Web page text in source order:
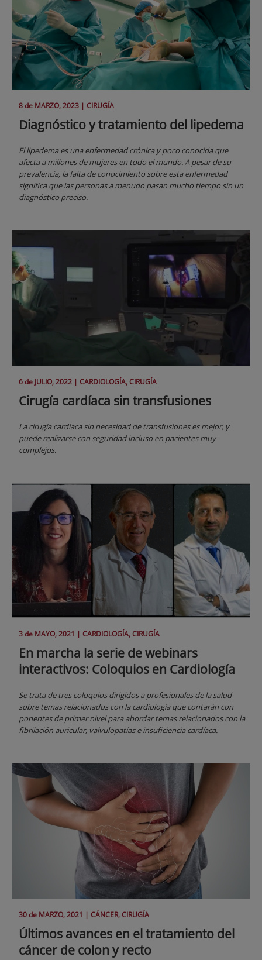
8 de MARZO, 2023 | CIRUGÍA
Diagnóstico y tratamiento del lipedema
El lipedema es una enfermedad crónica y poco conocida que
afecta a millones de mujeres en todo el mundo. A pesar de su
prevalencia, la falta de conocimiento sobre esta enfermedad
significa que las personas a menudo pasan mucho tiempo sin un
diagnóstico preciso.
6 de JULIO, 2022 | CARDIOLOGÍA, CIRUGÍA
Cirugía cardíaca sin transfusiones
La cirugía cardiaca sin necesidad de transfusiones es mejor, y
puede realizarse con seguridad incluso en pacientes muy
complejos.
3 de MAYO, 2021 | CARDIOLOGÍA, CIRUGÍA
En marcha la serie de webinars
interactivos: Coloquios en Cardiología
Se trata de tres coloquios dirigidos a profesionales de la salud
sobre temas relacionados con la cardiología que contarán con
ponentes de primer nivel para abordar temas relacionados con la
fibrilación auricular, valvulopatías e insuficiencia cardíaca.
30 de MARZO, 2021 | CÁNCER, CIRUGÍA
Últimos avances en el tratamiento del
cáncer de colon y recto